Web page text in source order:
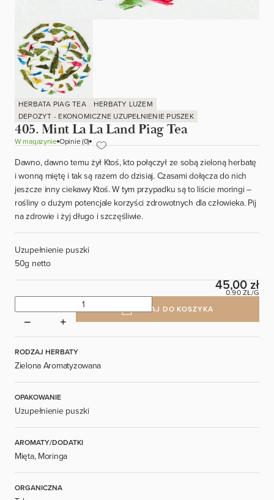
HERBATA PIAG TEA
HERBATY LUZEM
DEPOZYT - EKONOMICZNE UZUPEŁNIENIE PUSZEK
405. Mint La La Land Piag Tea
W magazynie Opinie (0)
Dawno, dawno temu żył Ktoś, kto połączył ze sobą zieloną herbatę
i wonną miętę i tak są razem do dzisiaj. Czasami dołącza do nich
jeszcze inny ciekawy Ktoś. W tym przypadku są to liście moringi –
rośliny o dużym potencjale korzyści zdrowotnych dla człowieka. Pij
na zdrowie i żyj długo i szczęśliwie.
Uzupełnienie puszki
50g netto
45,00 zł
0.90 ZŁ/G
DODAJ DO KOSZYKA
RODZAJ HERBATY
Zielona Aromatyzowana
OPAKOWANIE
Uzupełnienie puszki
AROMATY/DODATKI
Mięta, Moringa
ORGANICZNA